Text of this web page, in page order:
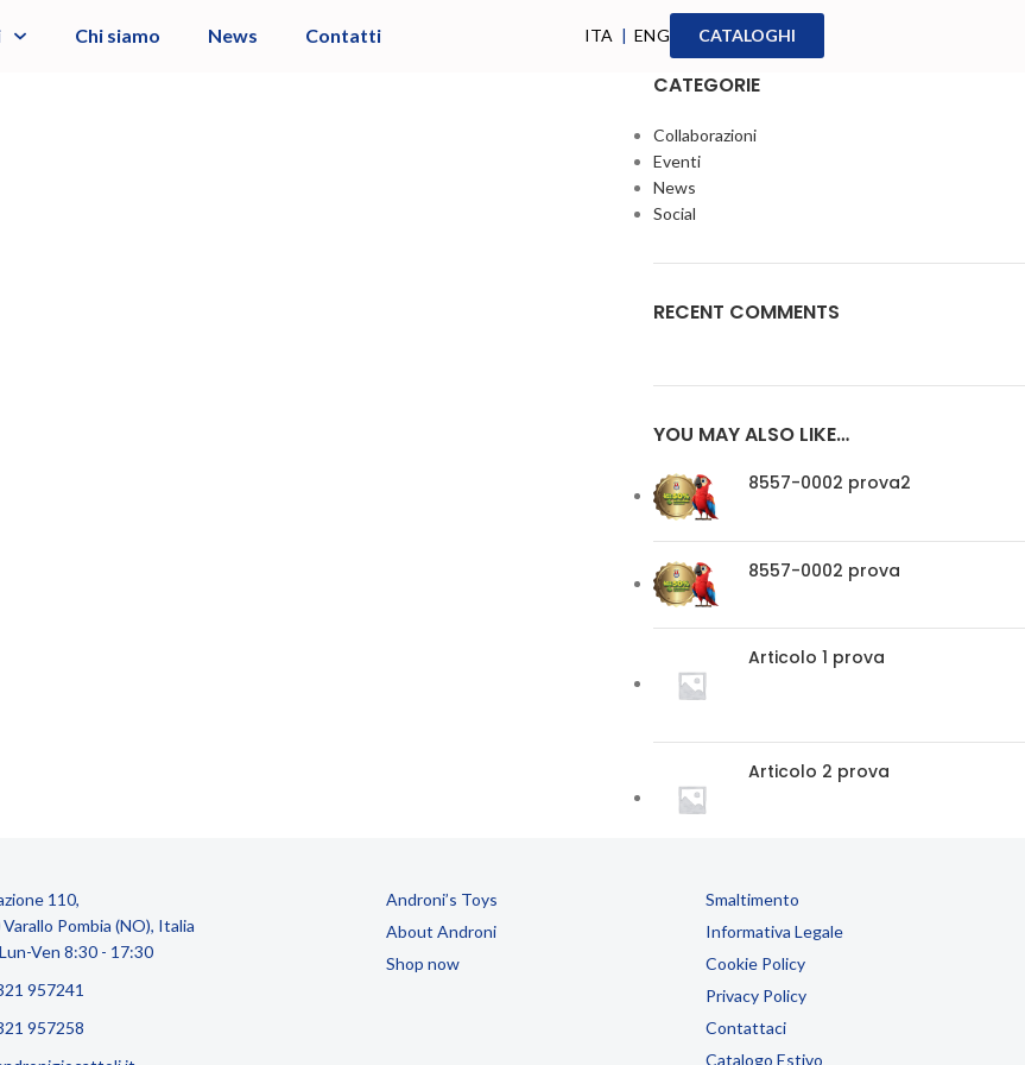
Chi siamo News Contatti ITA |ENG CATALOGHI
CATEGORIE
Collaborazioni
Eventi
News
Social
RECENT COMMENTS
YOU MAY ALSO LIKE…
8557-0002 prova2
8557-0002 prova
Articolo 1 prova
Articolo 2 prova
110,
Pombia (NO), Italia
Ven 8:30 - 17:30
957241
957258
Androni’s Toys
About Androni
Shop now
Smaltimento
Informativa Legale
Cookie Policy
Privacy Policy
Contattaci
Catalogo Estivo